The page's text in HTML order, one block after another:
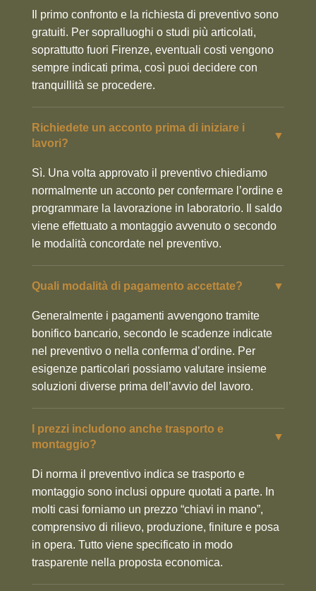
Il primo confronto e la richiesta di preventivo sono
gratuiti. Per sopralluoghi o studi più articolati,
soprattutto fuori Firenze, eventuali costi vengono
sempre indicati prima, così puoi decidere con
tranquillità se procedere.
Richiedete un acconto prima di iniziare i
lavori?
▼
Sì. Una volta approvato il preventivo chiediamo
normalmente un acconto per confermare l’ordine e
programmare la lavorazione in laboratorio. Il saldo
viene effettuato a montaggio avvenuto o secondo
le modalità concordate nel preventivo.
Quali modalità di pagamento accettate? ▼
Generalmente i pagamenti avvengono tramite
bonifico bancario, secondo le scadenze indicate
nel preventivo o nella conferma d’ordine. Per
esigenze particolari possiamo valutare insieme
soluzioni diverse prima dell’avvio del lavoro.
I prezzi includono anche trasporto e
montaggio?
▼
Di norma il preventivo indica se trasporto e
montaggio sono inclusi oppure quotati a parte. In
molti casi forniamo un prezzo “chiavi in mano”,
comprensivo di rilievo, produzione, finiture e posa
in opera. Tutto viene specificato in modo
trasparente nella proposta economica.